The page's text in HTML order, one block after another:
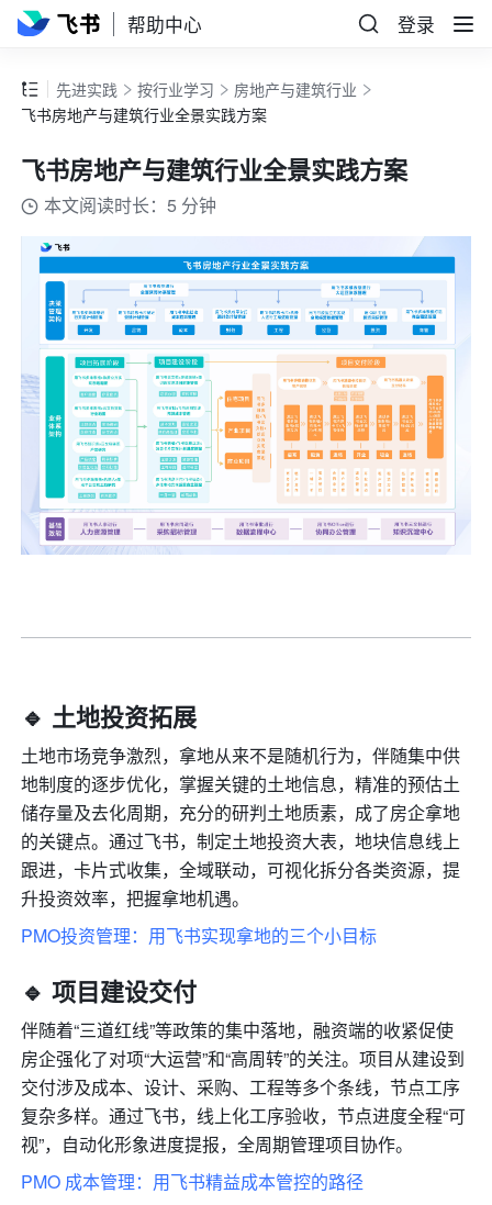
帮助中心 登录
先进实践 按行业学习
房地产与建筑行业
飞书房地产与建筑行业全景实践方案
飞书房地产与建筑行业全景实践方案
本文阅读时长：5 分钟
🔹 土地投资拓展
土地市场竞争激烈，拿地从来不是随机行为，伴随集中供
地制度的逐步优化，掌握关键的土地信息，精准的预估土
储存量及去化周期，充分的研判土地质素，成了房企拿地
的关键点。通过飞书，制定土地投资大表，地块信息线上
跟进，卡片式收集，全域联动，可视化拆分各类资源，提
升投资效率，把握拿地机遇。
PMO投资管理：用飞书实现拿地的三个小目标
🔹 项目建设交付
伴随着“三道红线”等政策的集中落地，融资端的收紧促使
房企强化了对项“大运营”和“高周转”的关注。项目从建设到
交付涉及成本、设计、采购、工程等多个条线，节点工序
复杂多样。通过飞书，线上化工序验收，节点进度全程“可
视”，自动化形象进度提报，全周期管理项目协作。
PMO 成本管理：用飞书精益成本管控的路径